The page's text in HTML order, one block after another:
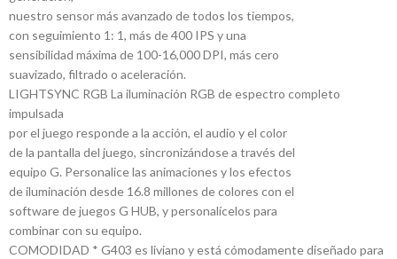
nuestro sensor más avanzado de todos los tiempos,
con seguimiento 1: 1, más de 400 IPS y una
sensibilidad máxima de 100-16,000 DPI, más cero
suavizado, filtrado o aceleración.
LIGHTSYNC RGB La iluminación RGB de espectro completo
impulsada
por el juego responde a la acción, el audio y el color
de la pantalla del juego, sincronizándose a través del
equipo G. Personalice las animaciones y los efectos
de iluminación desde 16.8 millones de colores con el
software de juegos G HUB, y personalícelos para
combinar con su equipo.
COMODIDAD * G403 es liviano y está cómodamente diseñado para